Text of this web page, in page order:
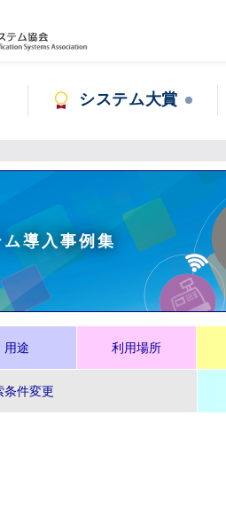
システム大賞
導入事例集
用途 利用場所
条件変更